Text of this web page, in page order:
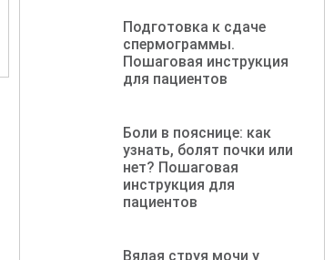
Подготовка к сдаче
спермограммы.
Пошаговая инструкция
для пациентов
Боли в пояснице: как
узнать, болят почки или
нет? Пошаговая
инструкция для
пациентов
Вялая струя мочи у